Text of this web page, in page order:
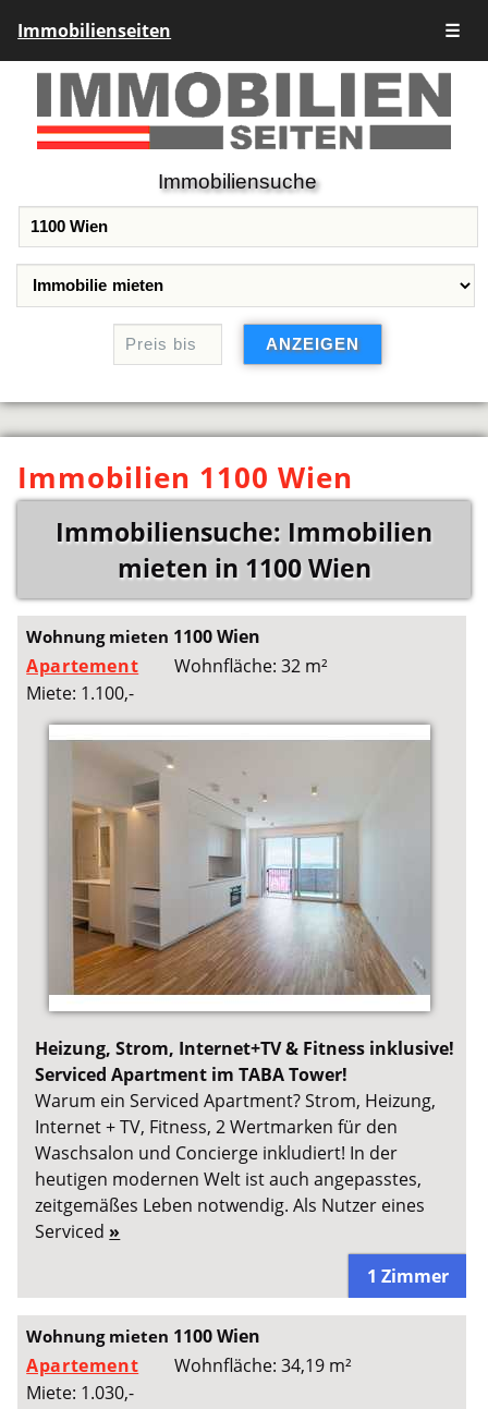
Immobilienseiten ☰
Immobiliensuche
Immobilien 1100 Wien
Immobiliensuche: Immobilien
mieten in 1100 Wien
Wohnung mieten 1100 Wien
Apartement
Wohnfläche: 32 m²
Miete: 1.100,-
Heizung, Strom, Internet+TV & Fitness inklusive!
Serviced Apartment im TABA Tower!
Warum ein Serviced Apartment? Strom, Heizung,
Internet + TV, Fitness, 2 Wertmarken für den
Waschsalon und Concierge inkludiert! In der
heutigen modernen Welt ist auch angepasstes,
zeitgemäßes Leben notwendig. Als Nutzer eines
Serviced »
1 Zimmer
Wohnung mieten 1100 Wien
Apartement
Wohnfläche: 34,19 m²
Miete: 1.030,-